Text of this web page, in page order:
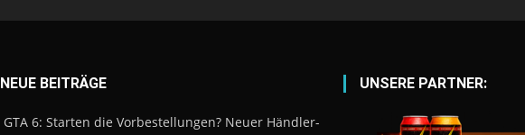
NEUE BEITRÄGE
GTA 6: Starten die Vorbestellungen? Neuer Händler-
UNSERE PARTNER: